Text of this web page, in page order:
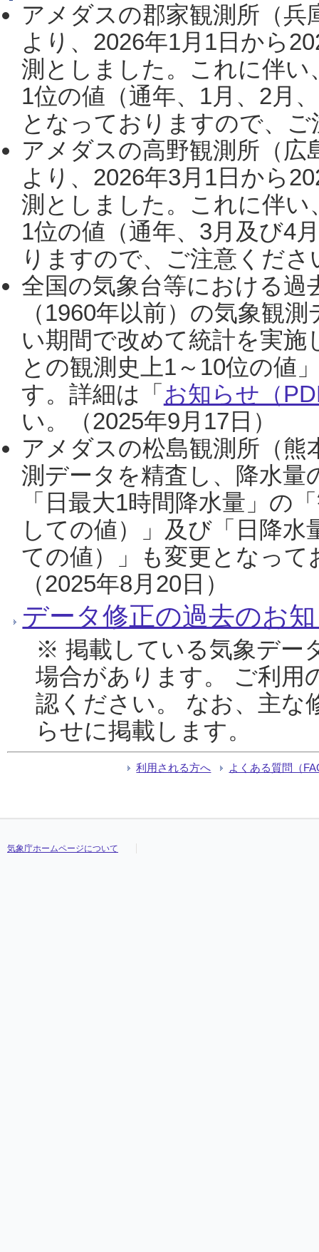
アメダスの郡家観測所（
より、2026年1月1日から
測としました。これに伴い
1位の値（通年、1月、2月
となっておりますので、
アメダスの高野観測所（
より、2026年3月1日から
測としました。これに伴い
1位の値（通年、3月及び4
りますので、ご注意くだ
全国の気象台等における過
（1960年以前）の気象観
い期間で改めて統計を実
との観測史上1～10位の値
す。詳細は「 お知らせ（
い。（2025年9月17日）
アメダスの松島観測所（熊
測データを精査し、降水
「日最大1時間降水量」の
しての値）」及び「日降
ての値）」も変更となっ
（2025年8月20日）
データ修正の過去のお
※ 掲載している気象デー
場合があります。 ご利用
認ください。 なお、主な
らせに掲載します。
利用される方へ よくある質問（
気象庁ホームページについて